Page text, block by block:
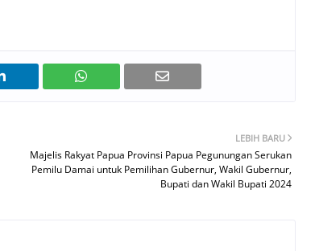
LEBIH BARU
Majelis Rakyat Papua Provinsi Papua Pegunungan Serukan
Pemilu Damai untuk Pemilihan Gubernur, Wakil Gubernur,
Bupati dan Wakil Bupati 2024